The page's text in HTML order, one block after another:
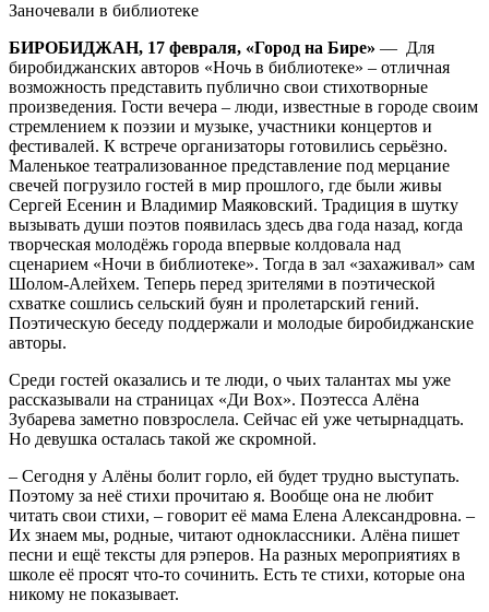
и
юношеской
книги
Заночевали в библиотеке
БИРОБИДЖАН, 17 февраля, «Город на Бире» — Для
биробиджанских авторов «Ночь в библиотеке» – отличная
возможность представить публично свои стихотворные
произведения. Гости вечера – люди, известные в городе своим
стремлением к поэзии и музыке, участники концертов и
фестивалей. К встрече организаторы готовились серьёзно.
Маленькое театрализованное представление под мерцание
свечей погрузило гостей в мир прошлого, где были живы
Сергей Есенин и Владимир Маяковский. Традиция в шутку
вызывать души поэтов появилась здесь два года назад, когда
творческая молодёжь города впервые колдовала над
сценарием «Ночи в библиотеке». Тогда в зал «захаживал» сам
Шолом-Алейхем. Теперь перед зрителями в поэтической
схватке сошлись сельский буян и пролетарский гений.
Поэтическую беседу поддержали и молодые биробиджанские
авторы.
Среди гостей оказались и те люди, о чьих талантах мы уже
рассказывали на страницах «Ди Вох». Поэтесса Алёна
Зубарева заметно повзрослела. Сейчас ей уже четырнадцать.
Но девушка осталась такой же скромной.
– Сегодня у Алёны болит горло, ей будет трудно выступать.
Поэтому за неё стихи прочитаю я. Вообще она не любит
читать свои стихи, – говорит её мама Елена Александровна. –
Их знаем мы, родные, читают одноклассники. Алёна пишет
песни и ещё тексты для рэперов. На разных мероприятиях в
школе её просят что-то сочинить. Есть те стихи, которые она
никому не показывает.